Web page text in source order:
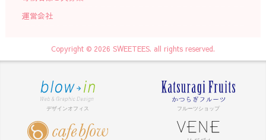
運営会社
Copyright © 2026 SWEETEES. all rights reserved.